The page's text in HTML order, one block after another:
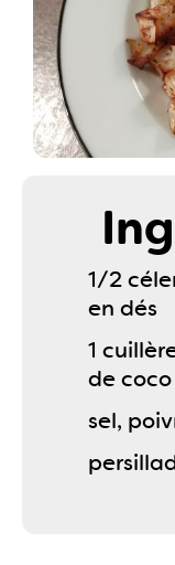
1/2
en dés
1
de coco
sel,